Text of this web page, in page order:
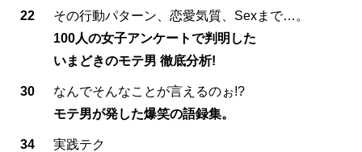
22
その行動パターン、恋愛気質、Sexまで…。
100人の女子アンケートで判明した
いまどきのモテ男 徹底分析!
30
なんでそんなことが言えるのぉ!?
モテ男が発した爆笑の語録集。
34
実践テク